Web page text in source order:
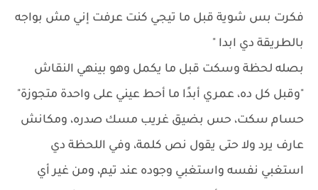
فكرت بس شوية قبل ما تيجي كنت عرفت إني مش بواجه
بالطريقة دي ابدا "
بصله لحظة وسكت قبل ما يكمل وهو بينهي النقاش
"وقبل كل ده، عمري أبدًا ما أحط عيني على واحدة متجوزة"
حسام سكت، حس بضيق غريب مسك صدره، ومكانش
عارف يرد ولا حتى يقول نص كلمة، وفي اللحظة دي
استغبي نفسه واستغبي وجوده عند تيم، ومن غير أي